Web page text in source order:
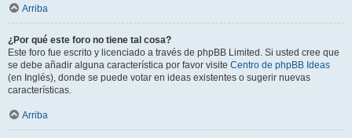
Arriba
¿Por qué este foro no tiene tal cosa?
Este foro fue escrito y licenciado a través de phpBB Limited. Si usted cree que
se debe añadir alguna característica por favor visite Centro de phpBB Ideas
(en Inglés), donde se puede votar en ideas existentes o sugerir nuevas
características.
Arriba